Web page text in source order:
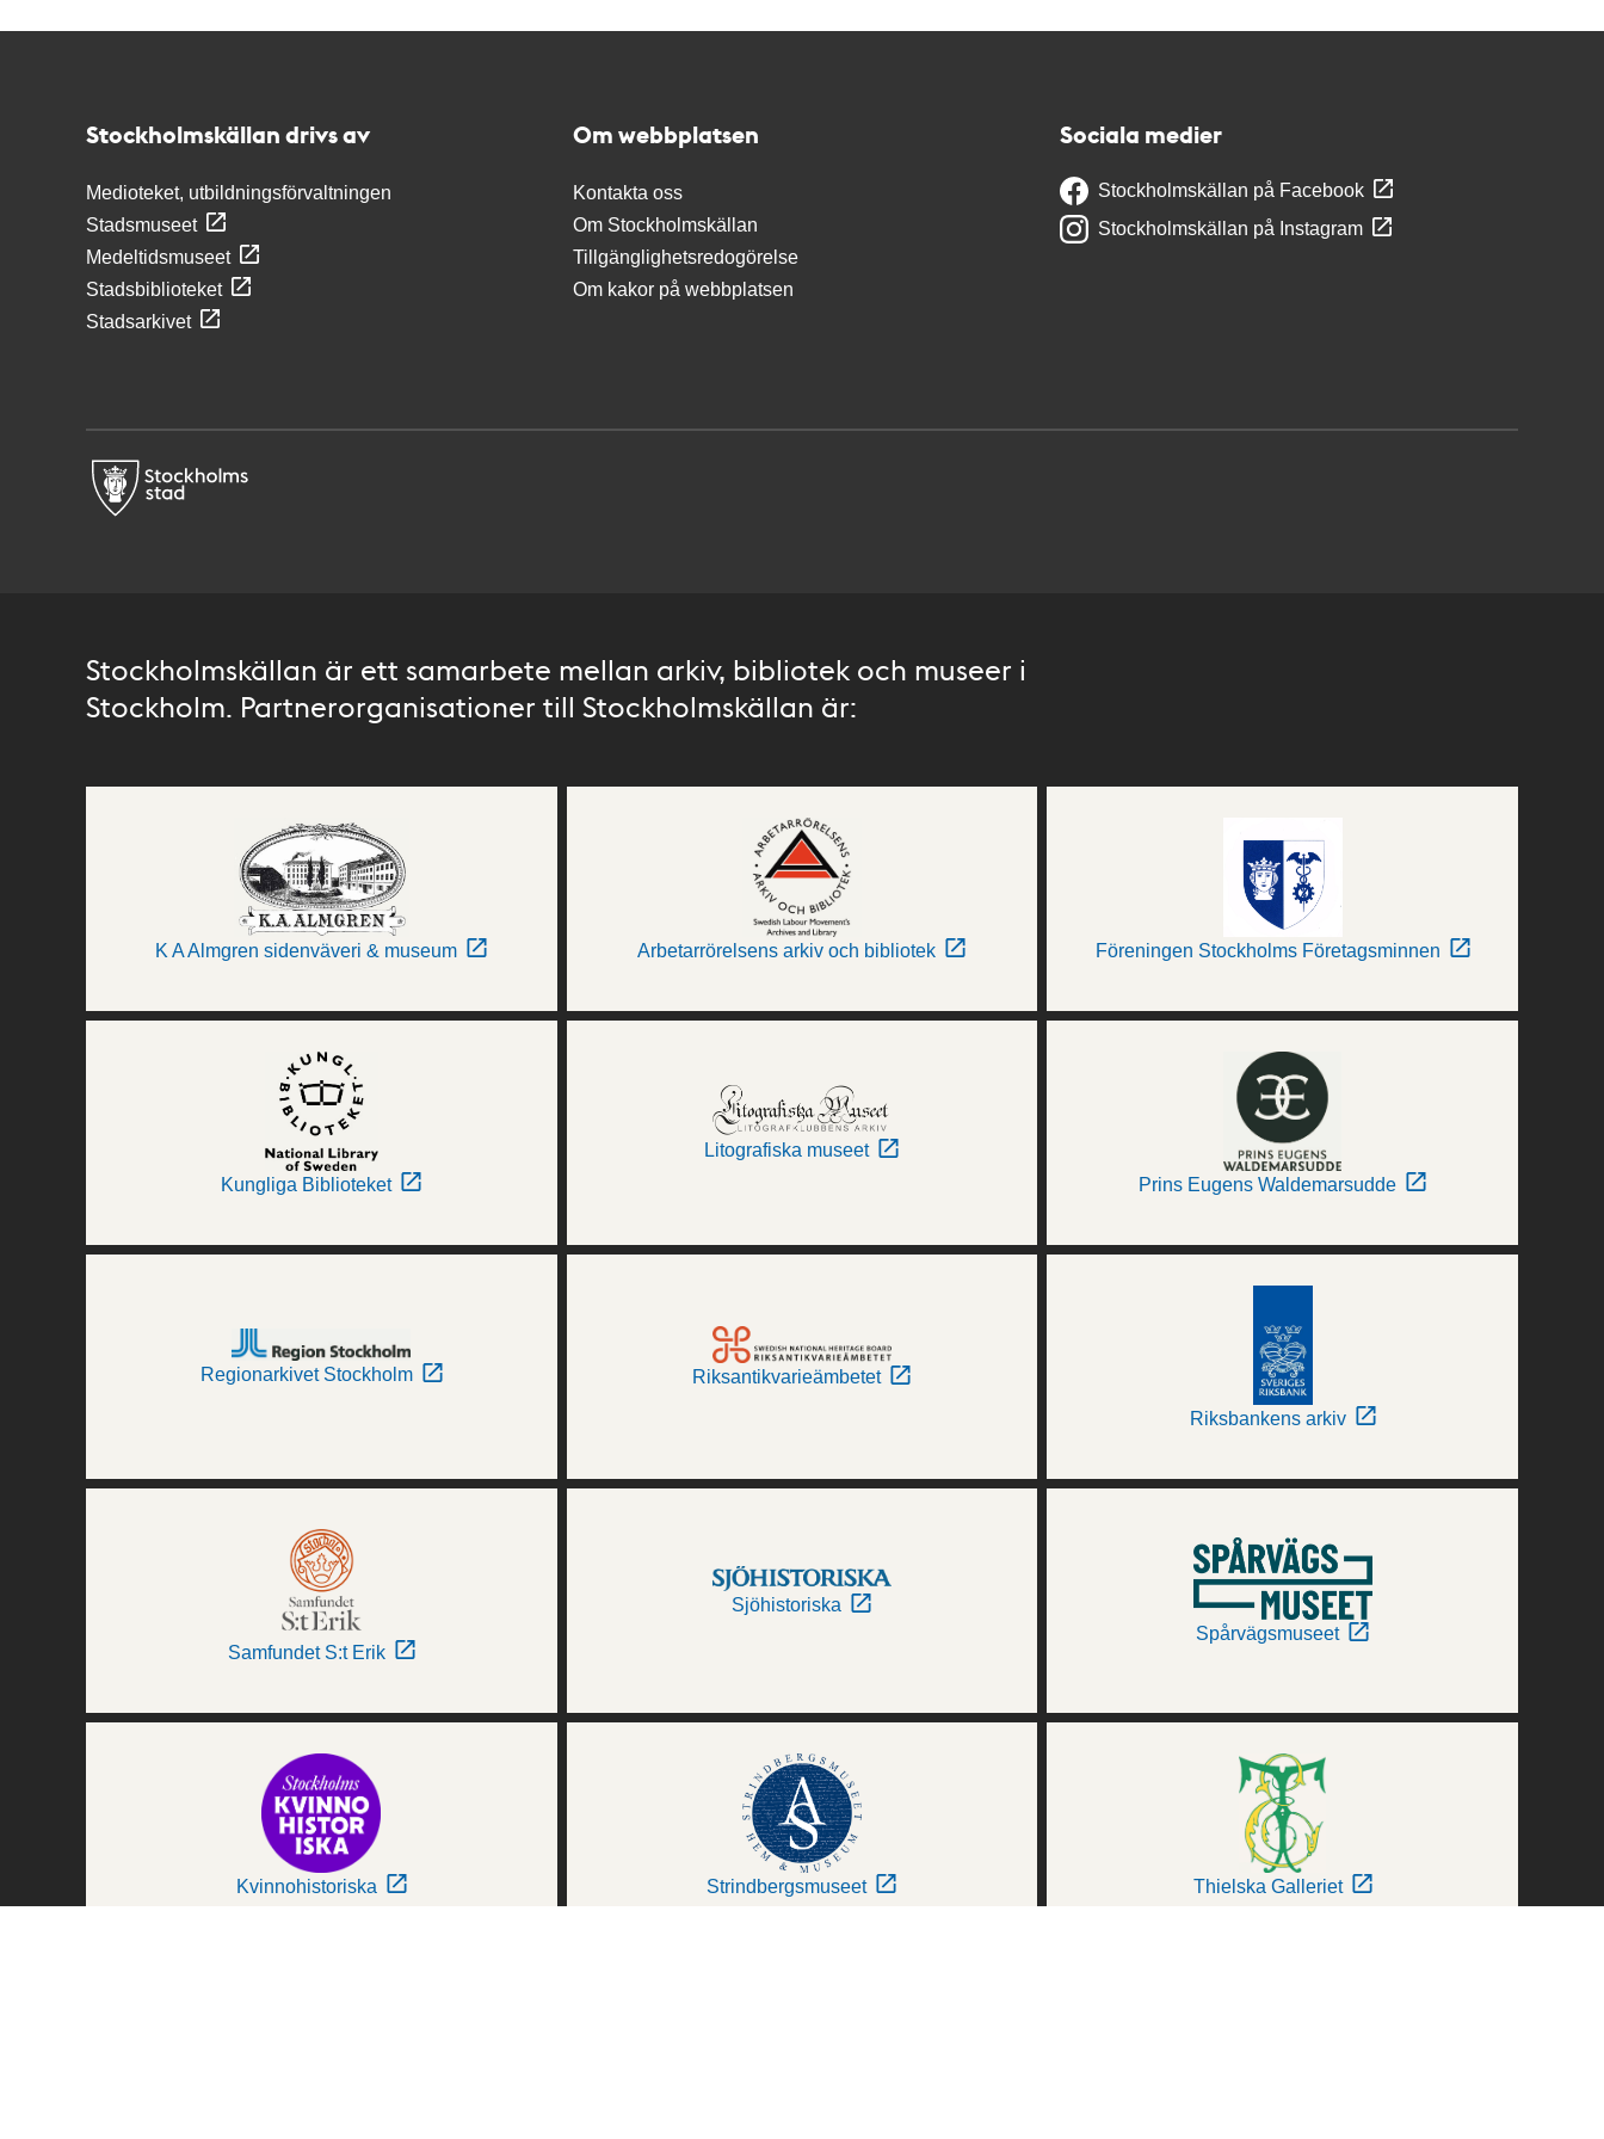
Stockholmskällan drivs av
Medioteket, utbildningsförvaltningen
Stadsmuseet
Medeltidsmuseet
Stadsbiblioteket
Stadsarkivet
Om webbplatsen
Kontakta oss
Om Stockholmskällan
Tillgänglighetsredogörelse
Om kakor på webbplatsen
Sociala medier
Stockholmskällan på Facebook
Stockholmskällan på Instagram
Stockholmskällan är ett samarbete mellan arkiv, bibliotek och museer i
Stockholm. Partnerorganisationer till Stockholmskällan är:
K A Almgren sidenväveri & museum Arbetarrörelsens arkiv och bibliotek Föreningen Stockholms Företagsminnen
Kungliga Biblioteket
Litografiska museet
Prins Eugens Waldemarsudde
Regionarkivet Stockholm Riksantikvarieämbetet
Riksbankens arkiv
Samfundet S:t Erik
Sjöhistoriska
Spårvägsmuseet
Kvinnohistoriska Strindbergsmuseet Thielska Galleriet